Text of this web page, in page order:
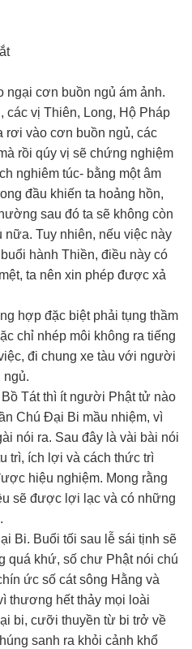
ngại cơn buồn ngủ ám ảnh.
các vị Thiên, Long, Hộ Pháp
rơi vào cơn buồn ngủ, các
rồi qúy vị sẽ chứng nghiệm
nghiêm túc- bằng một âm
đầu khiến ta hoảng hồn,
sau đó ta sẽ không còn
nữa. Tuy nhiên, nếu việc này
hành Thiền, điều này có
ta nên xin phép được xả
hợp đặc biệt phải tụng thầm
chỉ nhép môi không ra tiếng
đi chung xe tàu với người
ngủ.
Tát thì ít người Phật tử nào
Chú Đại Bi mầu nhiệm, vì
nói ra. Sau đây là vài bài nói
trì, ích lợi và cách thức trì
hiệu nghiệm. Mong rằng
sẽ được lợi lạc và có những
Bi. Buổi tối sau lễ sái tịnh sẽ
quá khứ, số chư Phật nói chú
ức số cát sông Hằng và
thương hết thảy mọi loài
bi, cưỡi thuyền từ bi trở về
sanh ra khỏi cảnh khổ